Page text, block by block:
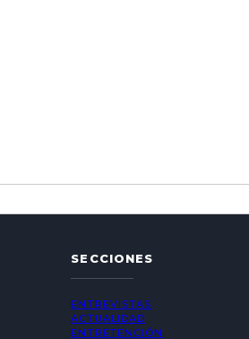
SECCIONES
ENTREVISTAS
ACTUALIDAD
ENTRETENCIÓN